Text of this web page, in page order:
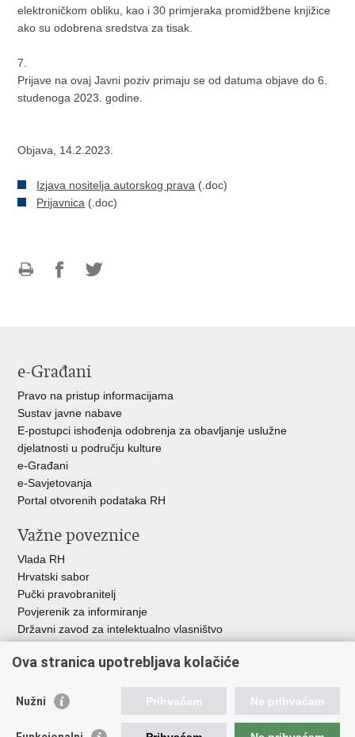
elektroničkom obliku, kao i 30 primjeraka promidžbene knjižice
ako su odobrena sredstva za tisak.
7.
Prijave na ovaj Javni poziv primaju se od datuma objave do 6.
studenoga 2023. godine.
Objava, 14.2.2023.
Izjava nositelja autorskog prava (.doc)
Prijavnica (.doc)
e-Građani
Pravo na pristup informacijama
Sustav javne nabave
E-postupci ishođenja odobrenja za obavljanje uslužne
djelatnosti u području kulture
e-Građani
e-Savjetovanja
Portal otvorenih podataka RH
Važne poveznice
Vlada RH
Hrvatski sabor
Pučki pravobranitelj
Povjerenik za informiranje
Državni zavod za intelektualno vlasništvo
HAKOM
Ostale poveznice
Ova stranica upotrebljava kolačiće
Nužni Prihvaćam Ne prihvaćam